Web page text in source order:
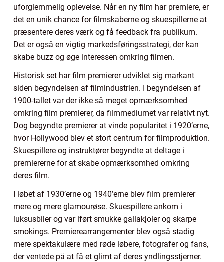
uforglemmelig oplevelse. Når en ny film har premiere, er
det en unik chance for filmskaberne og skuespillerne at
præsentere deres værk og få feedback fra publikum.
Det er også en vigtig markedsføringsstrategi, der kan
skabe buzz og øge interessen omkring filmen.
Historisk set har film premierer udviklet sig markant
siden begyndelsen af filmindustrien. I begyndelsen af
1900-tallet var der ikke så meget opmærksomhed
omkring film premierer, da filmmediumet var relativt nyt.
Dog begyndte premierer at vinde popularitet i 1920’erne,
hvor Hollywood blev et stort centrum for filmproduktion.
Skuespillere og instruktører begyndte at deltage i
premiererne for at skabe opmærksomhed omkring
deres film.
I løbet af 1930’erne og 1940’erne blev film premierer
mere og mere glamourøse. Skuespillere ankom i
luksusbiler og var iført smukke gallakjoler og skarpe
smokings. Premierearrangementer blev også stadig
mere spektakulære med røde løbere, fotografer og fans,
der ventede på at få et glimt af deres yndlingsstjerner.